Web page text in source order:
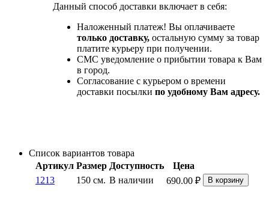
Данный способ доставки включает в себя:
Наложенный платеж! Вы оплачиваете
только доставку, остальную сумму за товар
платите курьеру при получении.
СМС уведомление о прибытии товара к Вам
в город.
Согласование с курьером о времени
доставки посылки по удобному Вам адресу.
Список вариантов товара
Артикул Размер Доступность
Цена
1213
150 см. В наличии 690.00 ₽ В корзину